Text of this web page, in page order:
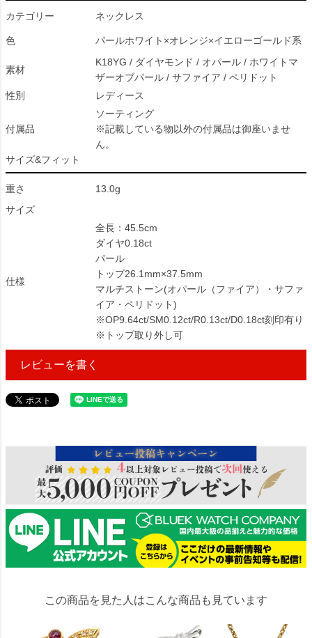
カテゴリー ネックレス
色 パールホワイト×オレンジ×イエローゴールド系
素材
K18YG / ダイヤモンド / オパール / ホワイトマ
ザーオブパール / サファイア / ペリドット
性別
レディース
付属品
ソーティング
※記載している物以外の付属品は御座いませ
ん。
サイズ&フィット
重さ
13.0g
サイズ
仕様
全長：45.5cm
ダイヤ0.18ct
パール
トップ26.1mm×37.5mm
マルチストーン(オパール（ファイア）・サファ
イア・ペリドット)
※OP9.64ct/SM0.12ct/R0.13ct/D0.18ct刻印有り
※トップ取り外し可
レビューを書く
この商品を見た人はこんな商品も見ています